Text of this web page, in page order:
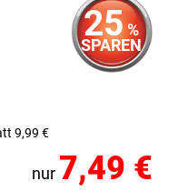
25 %
SPAREN
9,99 €
nur 7,49 €